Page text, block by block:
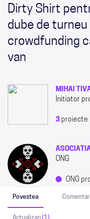
Dirty Shirt
dube de
crowdfunding
van
MIHAI
Initiator
3 proiecte
ONG
ONG
Povestea